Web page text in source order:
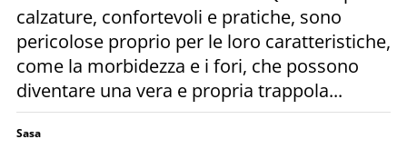
calzature, confortevoli e pratiche, sono
pericolose proprio per le loro caratteristiche,
come la morbidezza e i fori, che possono
diventare una vera e propria trappola...
Sasa